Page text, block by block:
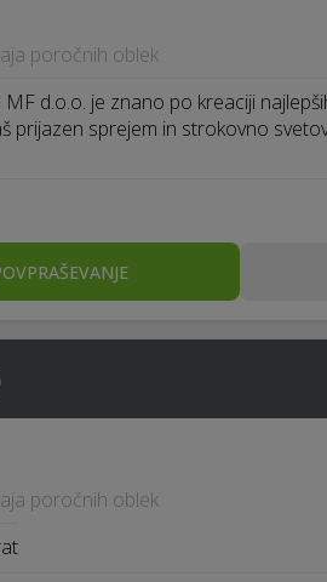
poročnih oblek
MF d.o.o. je znano po kreaciji
prijazen sprejem in strokovno
poročnih oblek